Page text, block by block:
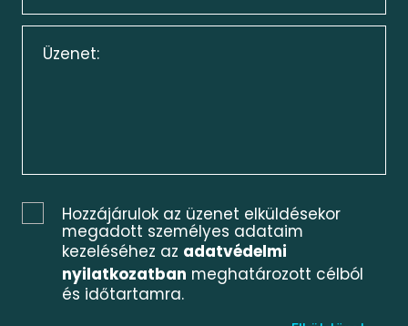
Hozzájárulok az üzenet elküldésekor
megadott személyes adataim
kezeléséhez az adatvédelmi
nyilatkozatban meghatározott célból
és időtartamra.